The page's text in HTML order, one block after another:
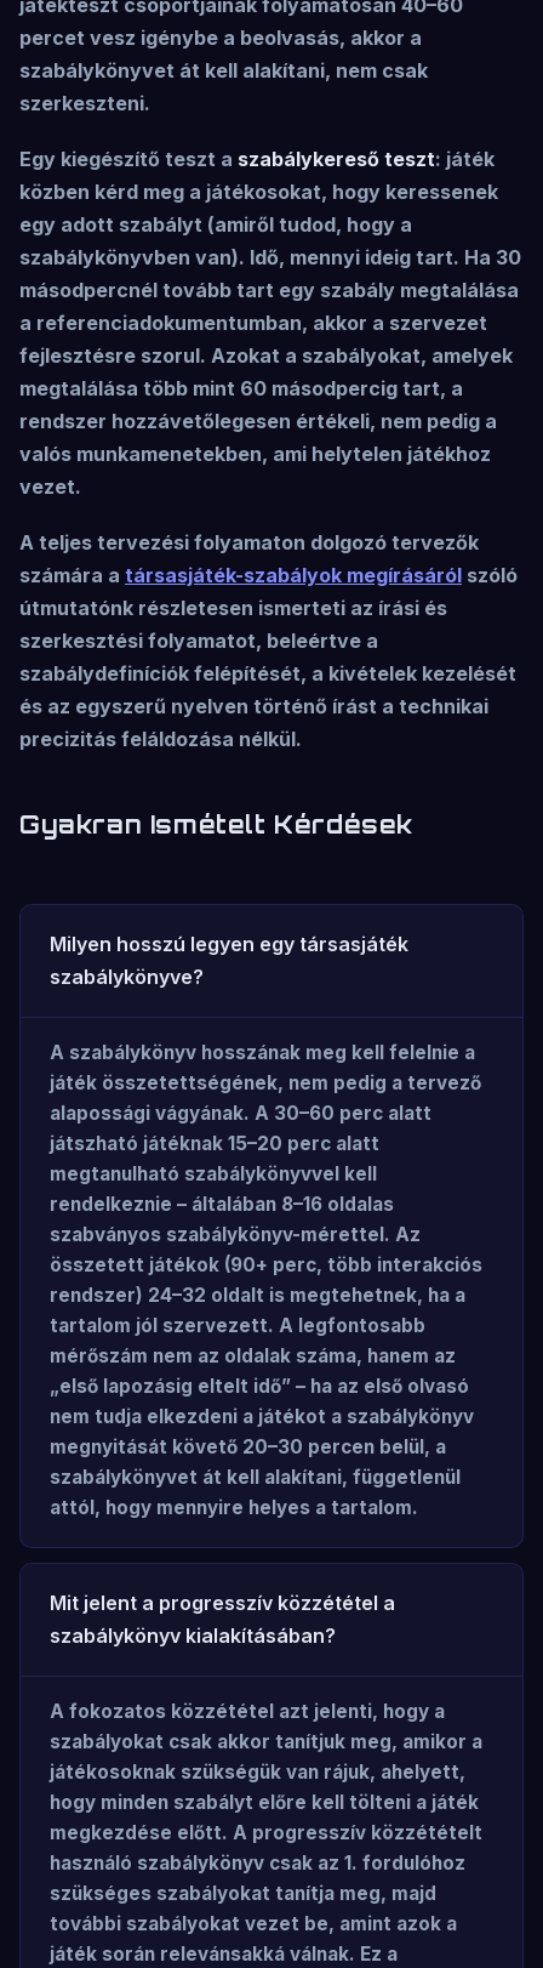
percet vesz igénybe a beolvasás, akkor a
szabálykönyvet át kell alakítani, nem csak
szerkeszteni.
Egy kiegészítő teszt a szabálykereső teszt: játék
közben kérd meg a játékosokat, hogy keressenek
egy adott szabályt (amiről tudod, hogy a
szabálykönyvben van). Idő, mennyi ideig tart. Ha 30
másodpercnél tovább tart egy szabály megtalálása
a referenciadokumentumban, akkor a szervezet
fejlesztésre szorul. Azokat a szabályokat, amelyek
megtalálása több mint 60 másodpercig tart, a
rendszer hozzávetőlegesen értékeli, nem pedig a
valós munkamenetekben, ami helytelen játékhoz
vezet.
A teljes tervezési folyamaton dolgozó tervezők
számára a társasjáték-szabályok megírásáról szóló
útmutatónk részletesen ismerteti az írási és
szerkesztési folyamatot, beleértve a
szabálydefiníciók felépítését, a kivételek kezelését
és az egyszerű nyelven történő írást a technikai
precizitás feláldozása nélkül.
Gyakran Ismételt Kérdések
Milyen hosszú legyen egy társasjáték
szabálykönyve?
A szabálykönyv hosszának meg kell felelnie a
játék összetettségének, nem pedig a tervező
alapossági vágyának. A 30–60 perc alatt
játszható játéknak 15–20 perc alatt
megtanulható szabálykönyvvel kell
rendelkeznie – általában 8–16 oldalas
szabványos szabálykönyv-mérettel. Az
összetett játékok (90+ perc, több interakciós
rendszer) 24–32 oldalt is megtehetnek, ha a
tartalom jól szervezett. A legfontosabb
mérőszám nem az oldalak száma, hanem az
„első lapozásig eltelt idő” – ha az első olvasó
nem tudja elkezdeni a játékot a szabálykönyv
megnyitását követő 20–30 percen belül, a
szabálykönyvet át kell alakítani, függetlenül
attól, hogy mennyire helyes a tartalom.
Mit jelent a progresszív közzététel a
szabálykönyv kialakításában?
A fokozatos közzététel azt jelenti, hogy a
szabályokat csak akkor tanítjuk meg, amikor a
játékosoknak szükségük van rájuk, ahelyett,
hogy minden szabályt előre kell tölteni a játék
megkezdése előtt. A progresszív közzétételt
használó szabálykönyv csak az 1. fordulóhoz
szükséges szabályokat tanítja meg, majd
további szabályokat vezet be, amint azok a
játék során relevánsakká válnak. Ez a